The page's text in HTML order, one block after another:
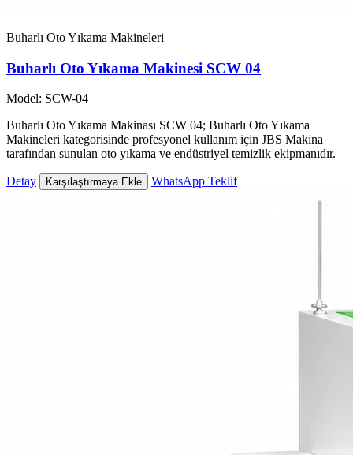
Buharlı Oto Yıkama Makineleri
Buharlı Oto Yıkama Makinesi SCW 04
Model: SCW-04
Buharlı Oto Yıkama Makinası SCW 04; Buharlı Oto Yıkama
Makineleri kategorisinde profesyonel kullanım için JBS Makina
tarafından sunulan oto yıkama ve endüstriyel temizlik ekipmanıdır.
Detay Karşılaştırmaya Ekle WhatsApp Teklif